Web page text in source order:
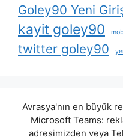
Goley90 Yeni
kayit goley90
twitter goley90
Avrasya'nın en büyük
Microsoft Teams:
adresimizden veya